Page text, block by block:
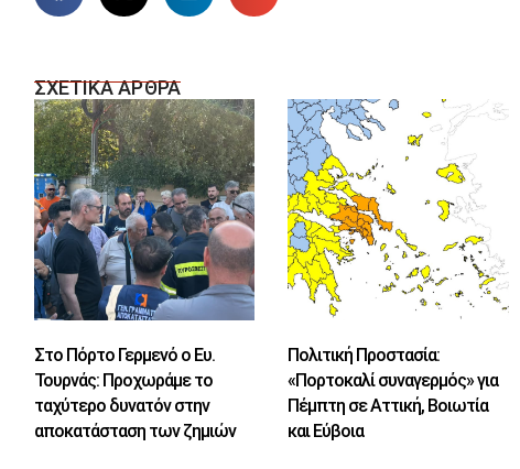
ΣΧΕΤΙΚΑ ΑΡΘΡΑ
Στο Πόρτο Γερμενό ο Ευ.
Τουρνάς: Προχωράμε το
ταχύτερο δυνατόν στην
αποκατάσταση των ζημιών
Πολιτική Προστασία:
«Πορτοκαλί συναγερμός» για
Πέμπτη σε Αττική, Βοιωτία
και Εύβοια